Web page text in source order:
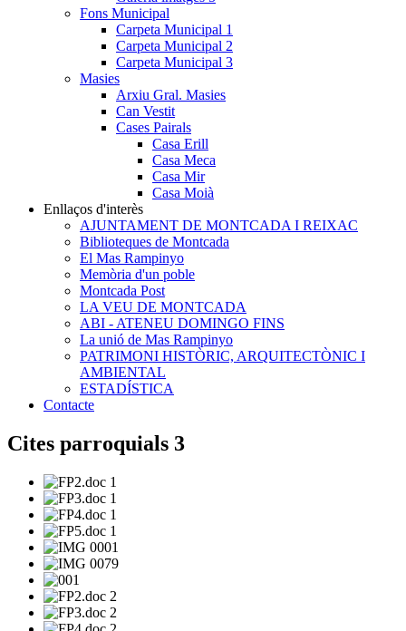
Fons Municipal
Carpeta Municipal 1
Carpeta Municipal 2
Carpeta Municipal 3
Masies
Arxiu Gral. Masies
Can Vestit
Cases Pairals
Casa Erill
Casa Meca
Casa Mir
Casa Moià
Enllaços d'interès
AJUNTAMENT DE MONTCADA I REIXAC
Biblioteques de Montcada
El Mas Rampinyo
Memòria d'un poble
Montcada Post
LA VEU DE MONTCADA
ABI - ATENEU DOMINGO FINS
La unió de Mas Rampinyo
PATRIMONI HISTÒRIC, ARQUITECTÒNIC I
AMBIENTAL
ESTADÍSTICA
Contacte
Cites parroquials 3